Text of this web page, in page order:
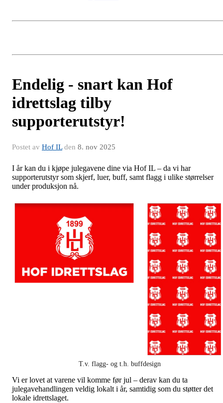
Endelig - snart kan Hof
idrettslag tilby
supporterutstyr!
Postet av Hof ILden 8. nov 2025
I år kan du i kjøpe julegavene dine via Hof IL – da vi har
supporterutstyr som skjerf, luer, buff, samt flagg i ulike størrelser
under produksjon nå.
T.v. flagg- og t.h. buffdesign
Vi er lovet at varene vil komme før jul – derav kan du ta
julegavehandlingen veldig lokalt i år, samtidig som du støtter det
lokale idrettslaget.